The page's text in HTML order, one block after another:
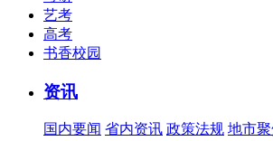
艺考
高考
书香校园
资讯
国内要闻 省内资讯 政策法规 地市